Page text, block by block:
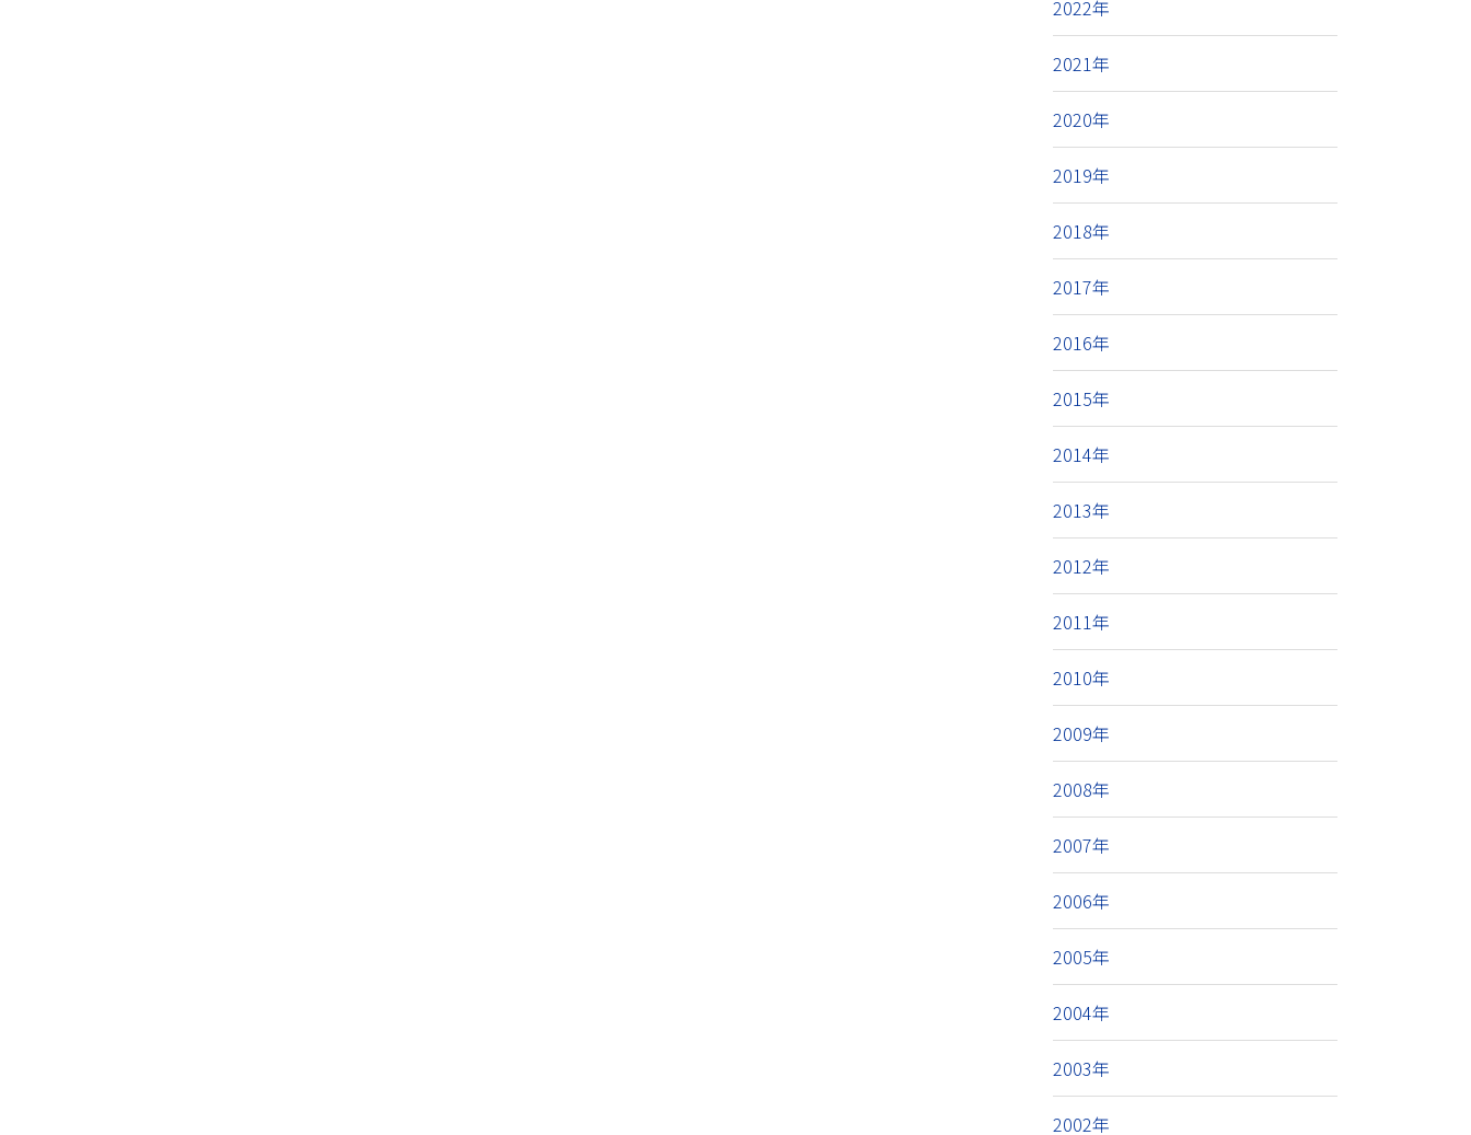
2022年
2021年
2020年
2019年
2018年
2017年
2016年
2015年
2014年
2013年
2012年
2011年
2010年
2009年
2008年
2007年
2006年
2005年
2004年
2003年
2002年